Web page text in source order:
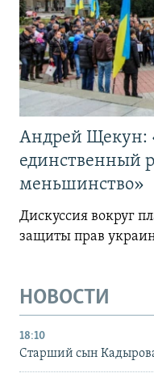
Андрей Щекун:
единственный
меньшинство»
Дискуссия вокруг
защиты прав
НОВОСТИ
18:10
Старший сын